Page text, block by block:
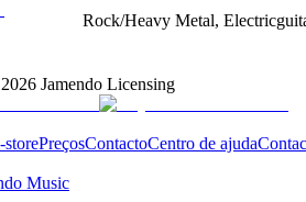
Rock/Heavy Metal,
2026 Jamendo Licensing
storePreçosContactoCentro de ajuda
Music